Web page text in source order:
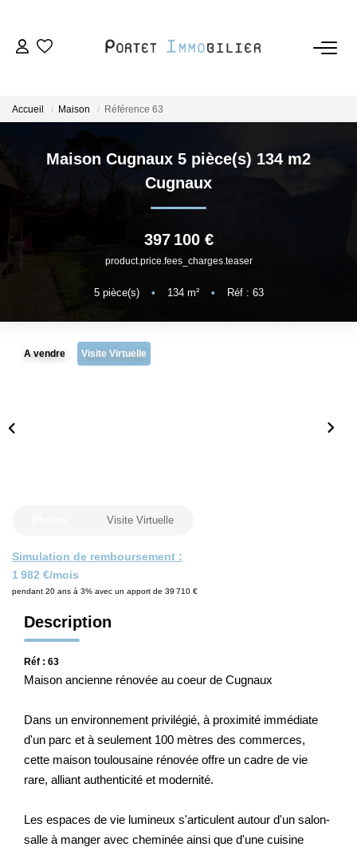
ESTIMER
L'AGENCE
CONTACT
Accueil Maison Référence 63
Maison Cugnaux 5 pièce(s) 134 m2
Cugnaux
397 100 €
product.price.fees_charges.teaser
5pièce(s) • 134m² • Réf : 63
A vendre Visite Virtuelle
Simulation de remboursement :
1 982 €/mois
pendant 20 ans à 3% avec un apport de 39 710 €
Visite Virtuelle
Description
Réf : 63
Maison ancienne rénovée au coeur de Cugnaux
Dans un environnement privilégié, à proximité immédiate
d'un parc et à seulement 100 mètres des commerces,
cette maison toulousaine rénovée offre un cadre de vie
rare, alliant authenticité et modernité.
Les espaces de vie lumineux s'articulent autour d'un salon-
salle à manger avec cheminée ainsi que d'une cuisine